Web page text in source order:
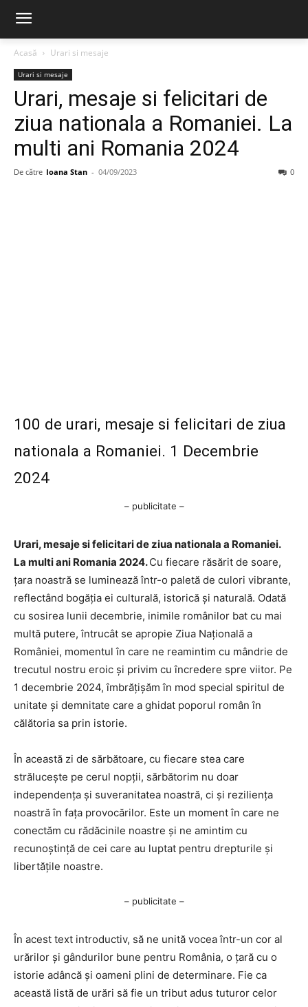
Acasă Urari si mesaje
Urari si mesaje
Urari, mesaje si felicitari de
ziua nationala a Romaniei. La
multi ani Romania 2024
De către Ioana Stan - 04/09/2023 0
100 de urari, mesaje si felicitari de ziua
nationala a Romaniei. 1 Decembrie
2024
– publicitate –
Urari, mesaje si felicitari de ziua nationala a Romaniei.
La multi ani Romania 2024.Cu fiecare răsărit de soare,
țara noastră se luminează într-o paletă de culori vibrante,
reflectând bogăția ei culturală, istorică și naturală. Odată
cu sosirea lunii decembrie, inimile românilor bat cu mai
multă putere, întrucât se apropie Ziua Națională a
României, momentul în care ne reamintim cu mândrie de
trecutul nostru eroic și privim cu încredere spre viitor. Pe
1 decembrie 2024, îmbrățișăm în mod special spiritul de
unitate și demnitate care a ghidat poporul român în
călătoria sa prin istorie.
În această zi de sărbătoare, cu fiecare stea care
strălucește pe cerul nopții, sărbătorim nu doar
independența și suveranitatea noastră, ci și reziliența
noastră în fața provocărilor. Este un moment în care ne
conectăm cu rădăcinile noastre și ne amintim cu
recunoștință de cei care au luptat pentru drepturile și
libertățile noastre.
– publicitate –
În acest text introductiv, să ne unită vocea într-un cor al
urărilor și gândurilor bune pentru România, o țară cu o
istorie adâncă și oameni plini de determinare. Fie ca
această listă de urări să fie un tribut adus tuturor celor